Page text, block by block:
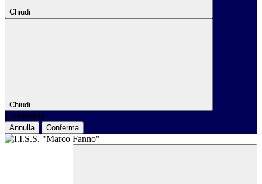
Chiudi
Chiudi
Conferma
Annulla Conferma